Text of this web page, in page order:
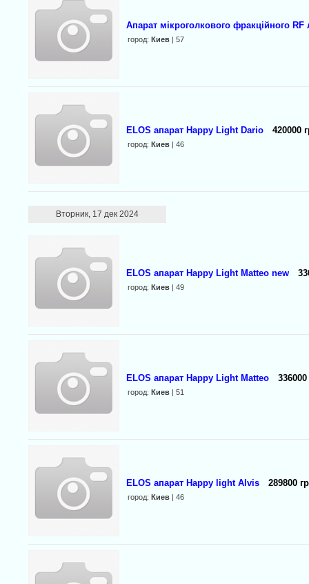
Апарат мікроголкового фракційного RF
город: Киев| 57
ELOS апарат Happy Light Dario 420000
город: Киев| 46
Вторник, 17 дек 2024
ELOS апарат Happy Light Matteo new
город: Киев| 49
ELOS апарат Happy Light Matteo
город: Киев| 51
ELOS апарат Happy light Alvis 289800
город: Киев| 46